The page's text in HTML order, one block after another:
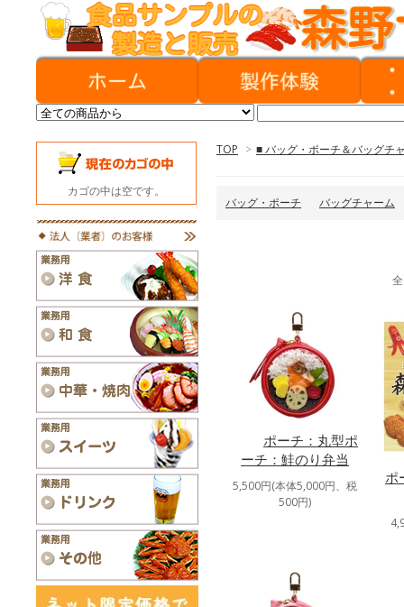
TOP > ■ バッグ・ポーチ＆バッグチ
バッグ・ポーチ バッグチャーム
ポーチ：丸型ポ
ーチ：鮭のり弁当
5,500円(本体5,000円、税
500円)
ポ
カゴの中は空です。